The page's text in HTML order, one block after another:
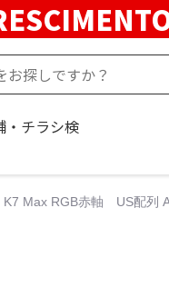
・チラシ検
K7 Max RGB赤軸 US配列